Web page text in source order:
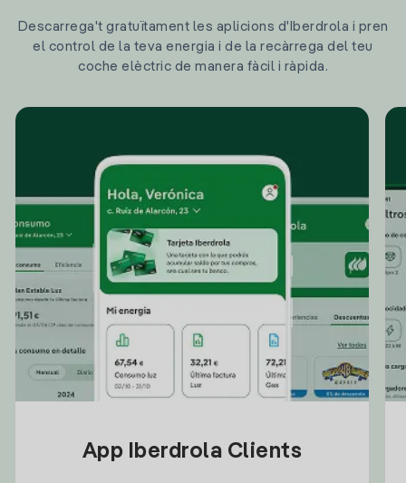
Descarrega't gratuïtament les aplicions d'Iberdrola i pren
el control de la teva energia i de la recàrrega del teu
coche elèctric de manera fàcil i ràpida.
App Iberdrola Clients